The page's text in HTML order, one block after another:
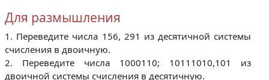
Для размышления
1. Переведите числа 156, 291 из десятичной системы
счисления в двоичную.
2. Переведите числа 1000110; 10111010,101 из
двоичной системы счисления в десятичную.